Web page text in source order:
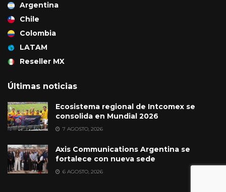
Argentina
Chile
Colombia
LATAM
Reseller MX
Últimas noticias
Ecosistema regional de Intcomex se
consolida en Mundial 2026
7 AGOSTO, 2026
Axis Communications Argentina se
fortalece con nueva sede
6 AGOSTO, 2026